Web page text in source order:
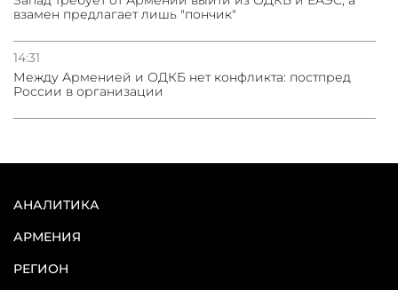
взамен предлагает лишь "пончик"
14:31
Между Арменией и ОДКБ нет конфликта: постпред
России в организации
АНАЛИТИКА
АРМЕНИЯ
РЕГИОН